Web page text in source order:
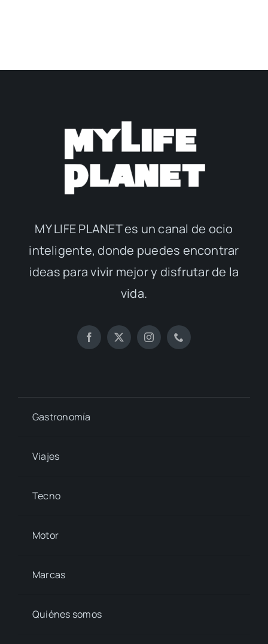
MY LIFE PLANET es un canal de ocio
inteligente, donde puedes encontrar
ideas para vivir mejor y disfrutar de la
vida.
Gastronomía
Viajes
Tecno
Motor
Marcas
Quiénes somos